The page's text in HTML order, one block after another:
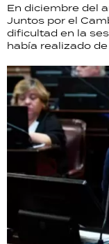
En diciembre del
Juntos por el
dificultad en la
había realizado